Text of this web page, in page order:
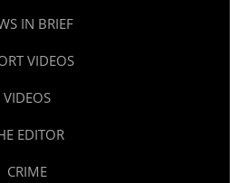
IN BRIEF
VIDEOS
VIDEOS
EDITOR
CRIME